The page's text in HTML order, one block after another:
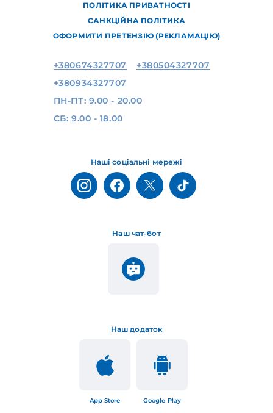
ПОЛІТИКА ПРИВАТНОСТІ
САНКЦІЙНА ПОЛІТИКА
ОФОРМИТИ ПРЕТЕНЗІЮ (РЕКЛАМАЦІЮ)
Наш додаток
App Store Google Play
Наш чат-бот
Наші соціальні мережі
+380674327707
+380504327707
+380934327707
ПН-ПТ: 9.00 - 20.00
СБ: 9.00 - 18.00